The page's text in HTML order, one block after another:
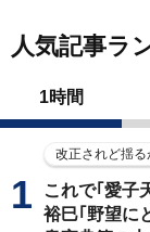
人気記事ラ
1時間
改正されど揺る
これで｢愛子
裕巳｢野望に